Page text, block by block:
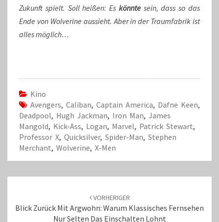
Zukunft spielt. Soll heißen: Es könntesein, dass so das
Ende von Wolverine aussieht. Aber in der Traumfabrik ist
alles möglich…
Kino
Avengers, Caliban, Captain America, Dafne Keen,
Deadpool, Hugh Jackman, Iron Man, James
Mangold, Kick-Ass, Logan, Marvel, Patrick Stewart,
Professor X, Quicksilver, Spider-Man, Stephen
Merchant, Wolverine, X-Men
VORHERIGER
Blick Zurück Mit Argwohn: Warum Klassisches Fernsehen
Nur Selten Das Einschalten Lohnt